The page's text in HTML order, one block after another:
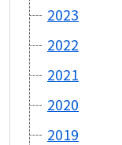
2023
2022
2021
2020
2019